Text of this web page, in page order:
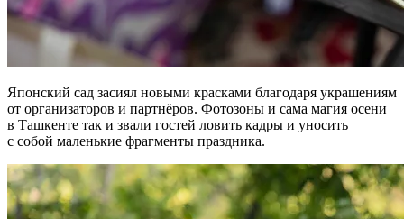
Японский сад засиял новыми красками благодаря украшениям
от организаторов и партнёров. Фотозоны и сама магия осени
в Ташкенте так и звали гостей ловить кадры и уносить
с собой маленькие фрагменты праздника.